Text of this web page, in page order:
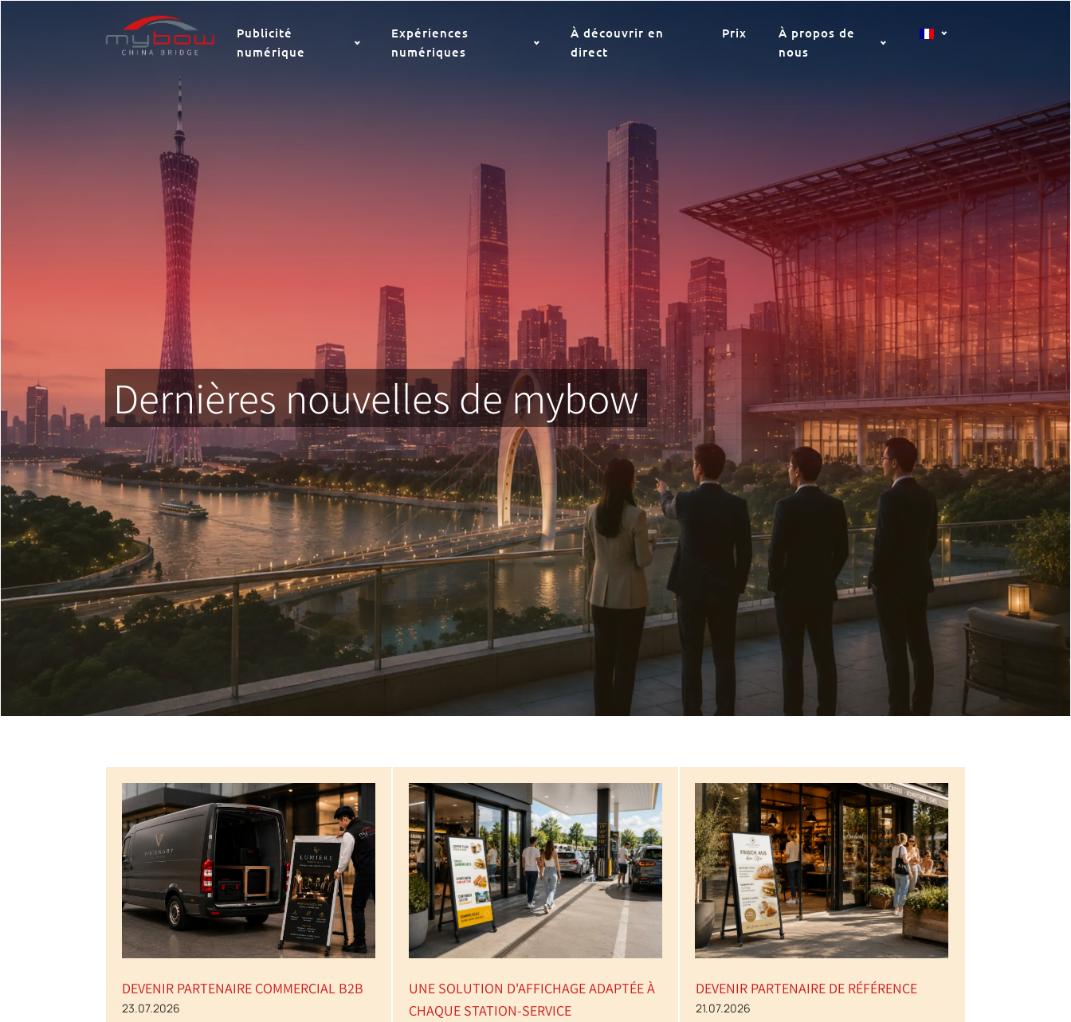
Publicité
numérique
Expériences
numériques
À découvrir en
direct
Prix
À propos de
nous
Dernières nouvelles de mybow
DEVENIR PARTENAIRE COMMERCIAL B2B
23.07.2026
UNE SOLUTION D'AFFICHAGE ADAPTÉE À
CHAQUE STATION-SERVICE
DEVENIR PARTENAIRE DE RÉFÉRENCE
21.07.2026